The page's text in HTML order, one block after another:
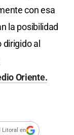
con esa
la posibilidad
dirigido al
Oriente.
Litoral en